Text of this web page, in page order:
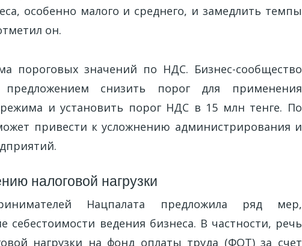
особенно малого и среднего, и замедлить темпы
он.
пороговых значений по НДС. Бизнес-сообщество
предложением снизить порог для применения
режима и установить порог НДС в 15 млн тенге. По
привести к усложнению администрирования и
налоговой нагрузки
Нацпалата предложила ряд мер,
себестоимости ведения бизнеса. В частности, речь
нагрузки на фонд оплаты труда (ФОТ) за счет